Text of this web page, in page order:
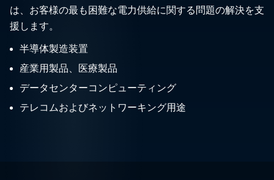
は、お客様の最も困難な電力供給に関する問題の解決を支
援します。
半導体製造装置
産業用製品、医療製品
データセンターコンピューティング
テレコムおよびネットワーキング用途